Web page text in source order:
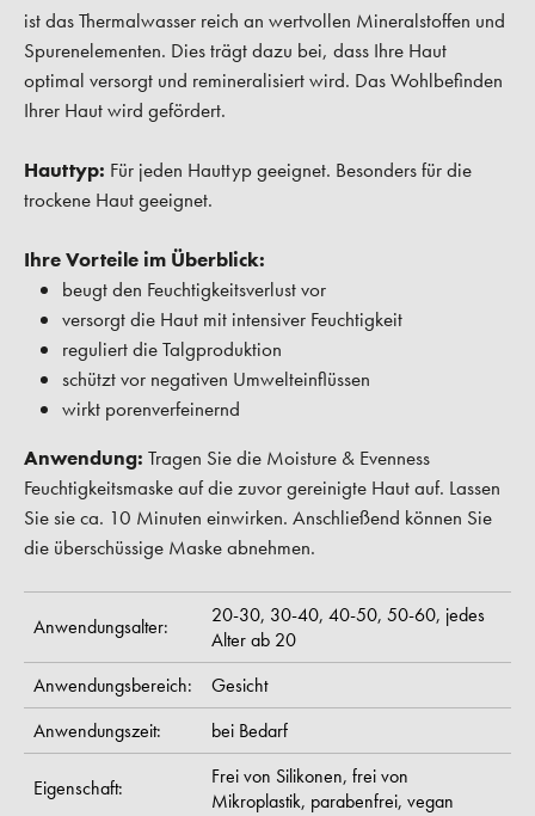
ist das Thermalwasser reich an wertvollen Mineralstoffen und
Spurenelementen. Dies trägt dazu bei, dass Ihre Haut
optimal versorgt und remineralisiert wird. Das Wohlbefinden
Ihrer Haut wird gefördert.
Hauttyp: Für jeden Hauttyp geeignet. Besonders für die
trockene Haut geeignet.
Ihre Vorteile im Überblick:
beugt den Feuchtigkeitsverlust vor
versorgt die Haut mit intensiver Feuchtigkeit
reguliert die Talgproduktion
schützt vor negativen Umwelteinflüssen
wirkt porenverfeinernd
Anwendung: Tragen Sie die Moisture & Evenness
Feuchtigkeitsmaske auf die zuvor gereinigte Haut auf. Lassen
Sie sie ca. 10 Minuten einwirken. Anschließend können Sie
die überschüssige Maske abnehmen.
Anwendungsalter: 20-30, 30-40, 40-50, 50-60, jedes
Alter ab 20
Anwendungsbereich:
Gesicht
Anwendungszeit:
bei Bedarf
Eigenschaft: Frei von Silikonen, frei von
Mikroplastik, parabenfrei, vegan